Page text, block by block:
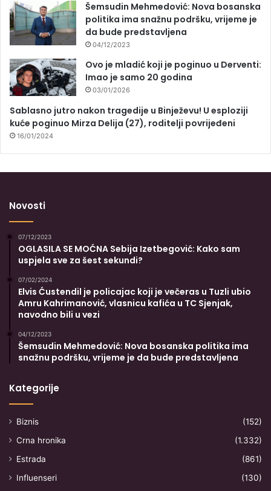
Šemsudin Mehmedović: Nova bosanska
politika ima snažnu podršku, vrijeme je
da bude predstavljena
04/12/2023
Ovo je mladić koji je poginuo u Derventi:
Imao je samo 20 godina
03/01/2026
Sablasno jutro nakon tragedije u Binježevu! U esploziji
kuće poginuo Mirza Delija (27), roditelji povrijeđeni
16/01/2024
Novosti
07/12/2023
OGLASILA SE MOĆNA Sebija Izetbegović: Kako sam
uspjela sve za šest sekundi?
07/02/2024
Elvis Ćustendil je policajac koji je večeras u Tuzli ubio
Amru Kahrimanović, vlasnicu kafića u TC Sjenjak,
navodno bili u vezi
04/12/2023
Šemsudin Mehmedović: Nova bosanska politika ima
snažnu podršku, vrijeme je da bude predstavljena
Kategorije
Biznis
(152)
Crna hronika
(1.332)
Estrada
(861)
Influenseri
(130)